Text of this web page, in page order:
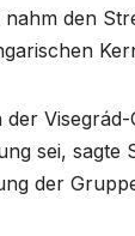
den
der
sei, sagte
der